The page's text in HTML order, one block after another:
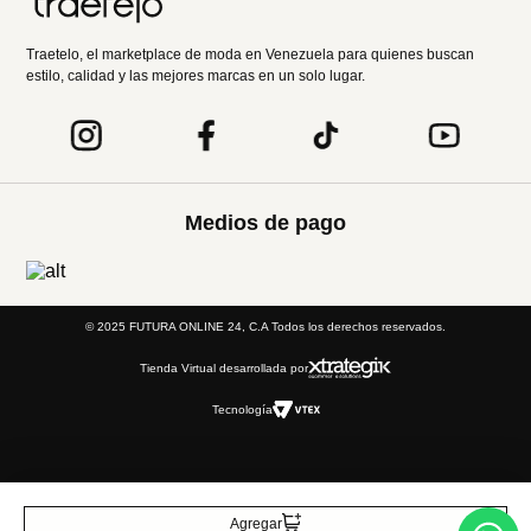
Agregar
Acerca de nosotros
Categorías
Traetelo, el marketplace de moda en Venezuela para quienes buscan